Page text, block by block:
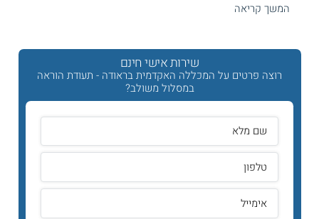
הסטודנטים לומדים קורסים במתודיקה בהוראת המקצוע ההנדסי
שבו התמחו, לצד מתודיקה בהוראת מתמטיקה וענפים רלוונטיים
כגון גיאומטריה ואלגברה. כמו כן, הם נחשפים לתהליכי שילוב
טכנולוגיות ויישומים מתקדמים בהוראת המקצועות המדעיים
והמתמטיים, כדי לעודד למידה עצמאית וכישורי חשיבה בקרב
התלמידים. נוסף על כך, הם יכולים להכיר היבטים בהוראת
תלמידים מצטיינים, ניווט כיתה וסוגיות נוספות הרלוונטיים למורים
לעתיד.
קראו עלהסבת אקדמאים
המשך קריאה
שירות אישי חינם
רוצה פרטים על המכללה האקדמית בראודה - תעודת הוראה
במסלול משולב?